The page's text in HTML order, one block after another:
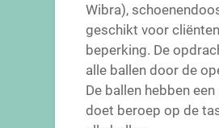
Wibra),
geschikt voor
beperking. De
alle ballen door de
De ballen hebben
doet beroep op de